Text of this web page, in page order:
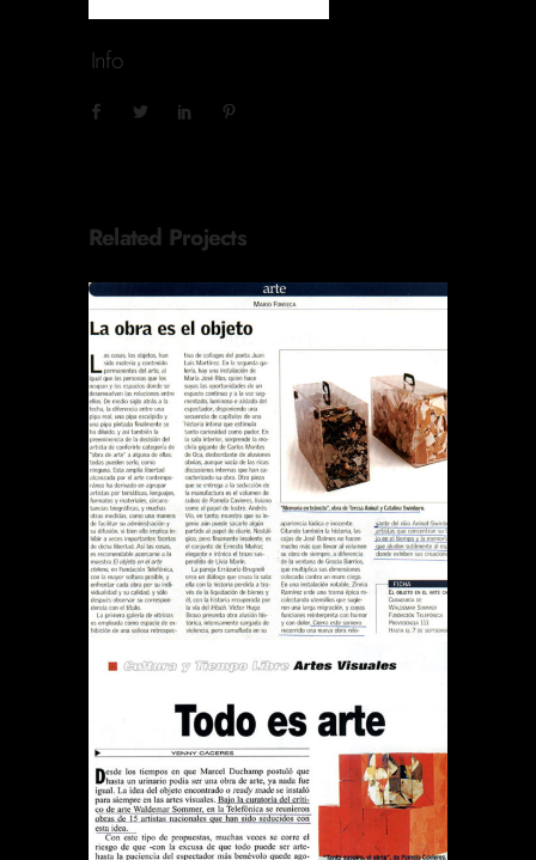
Info
Related Projects
REVISTA EL SÁBADO LA
OBRA ES EL OBJETO
Publications
REVISTA QUE PASA TODO
ES ARTE